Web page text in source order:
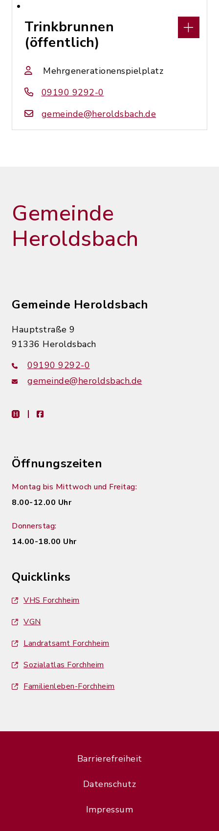
Trinkbrunnen
(öffentlich)
Mehrgenerationenspielplatz
09190 9292-0
gemeinde@heroldsbach.de
Gemeinde
Heroldsbach
Gemeinde Heroldsbach
Hauptstraße 9
91336 Heroldsbach
09190 9292-0
gemeinde@heroldsbach.de
heimat-infofacebook
Öffnungszeiten
Montag bis Mittwoch und Freitag:
8.00-12.00 Uhr
Donnerstag:
14.00-18.00 Uhr
Quicklinks
VHS Forchheim
VGN
Landratsamt Forchheim
Sozialatlas Forchheim
Familienleben-Forchheim
Barrierefreiheit
Datenschutz
Impressum